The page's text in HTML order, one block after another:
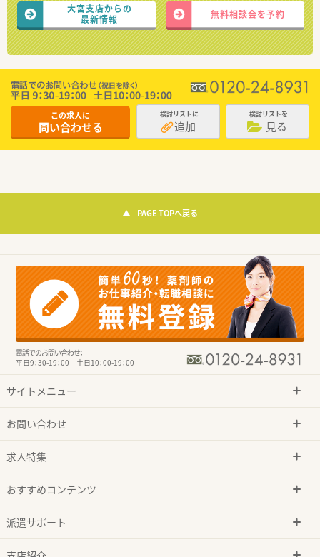
大宮支店からの
最新情報
無料相談会を予約
この求人に
問い合わせる
検討リストに
追加
検討リストを
見る
PAGE TOPへ戻る
電話でのお問い合わせ：
平日9：30-19：00 土日10：00-19：00
サイトメニュー
お問い合わせ
求人特集
おすすめコンテンツ
派遣サポート